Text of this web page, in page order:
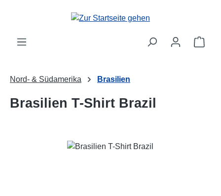
Zum Hauptinhalt springen
Nord- & Südamerika Brasilien
Brasilien T-Shirt Brazil
Bildergalerie überspringen